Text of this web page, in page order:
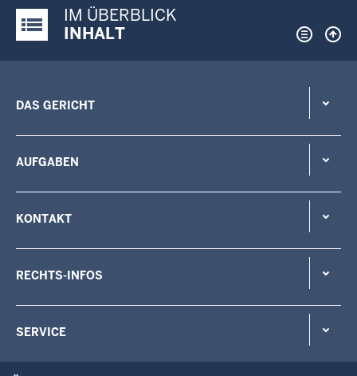
Justiz-Portal im Überblick:
IM ÜBERBLICK
INHALT
DAS GERICHT
AUFGABEN
KONTAKT
RECHTS-INFOS
SERVICE